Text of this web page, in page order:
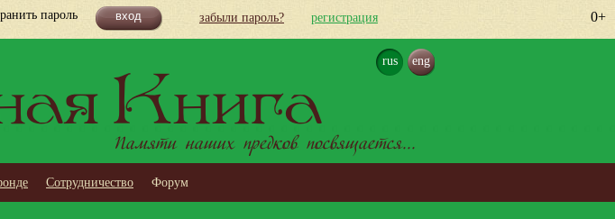
0+
пароль забыли пароль? регистрация
rus eng
Книга
Памяти наших предков посвящается...
Сотрудничество Форум